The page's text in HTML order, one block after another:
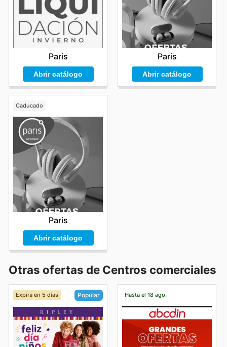
Paris
Abrir catálogo
Paris
Abrir catálogo
Caducado
Paris
Abrir catálogo
Otras ofertas de Centros comerciales
Expira en 5 días Popular Hasta el 18 ago.